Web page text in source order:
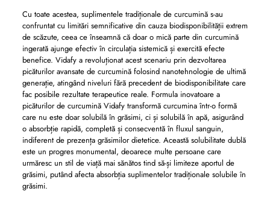
Cu toate acestea, suplimentele tradiționale de curcumină s-au
confruntat cu limitări semnificative din cauza biodisponibilității extrem
de scăzute, ceea ce înseamnă că doar o mică parte din curcumină
ingerată ajunge efectiv în circulația sistemică și exercită efecte
benefice. Vidafy a revoluționat acest scenariu prin dezvoltarea
picăturilor avansate de curcumină folosind nanotehnologie de ultimă
generație, atingând niveluri fără precedent de biodisponibilitate care
fac posibile rezultate terapeutice reale. Formula inovatoare a
picăturilor de curcumină Vidafy transformă curcumina într-o formă
care nu este doar solubilă în grăsimi, ci și solubilă în apă, asigurând
o absorbție rapidă, completă și consecventă în fluxul sanguin,
indiferent de prezența grăsimilor dietetice. Această solubilitate dublă
este un progres monumental, deoarece multe persoane care
urmăresc un stil de viață mai sănătos tind să-și limiteze aportul de
grăsimi, putând afecta absorbția suplimentelor tradiționale solubile în
grăsimi.